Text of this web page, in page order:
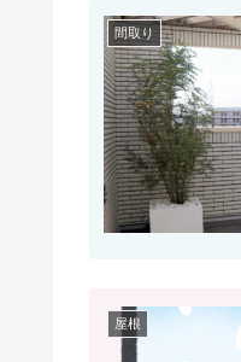
間取り
屋根